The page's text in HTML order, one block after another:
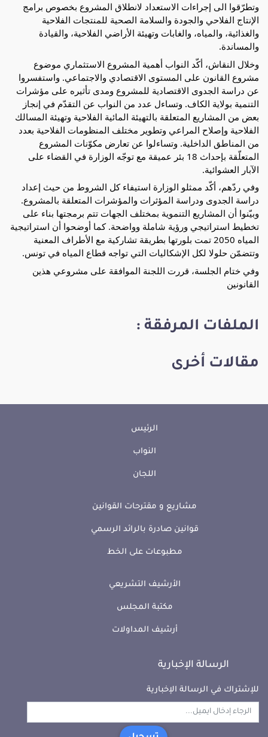
وتطرّقوا الى إجراءات الاستعداد لانطلاق المشروع بخصوص برامج
الإنتاج الفلاحي والجودة والسلامة الصحية للمنتجات الفلاحية
والغذائية، والمياه، والغابات وتهيئة الأراضي الفلاحية، والقيادة
والمساندة.
وخلال النقاش، أكّد النواب أهمية المشروع الاستثماري موضوع
مشروع القانون على المستوى الاقتصادي والاجتماعي. واستفسروا
عن دراسة الجدوى الاقتصادية للمشروع ومدى تأثيره على مؤشرات
التنمية بولاية الكاف. وتساءل عدد من النواب عن التقدّم في إنجاز
بعض من المشاريع المتعلقة بالتهيئة المائية الفلاحية وتهيئة المسالك
الفلاحية وإصلاح المراعي وتطوير مختلف المنظومات الفلاحية بعدد
من المناطق الداخلية. وتساءلوا عن تعارض مكوّنات المشروع
المتعلّقة بإحداث 18 بئر عميقة مع توجّه الوزارة في القضاء على
الآبار العشوائية.
وفي ردّهم، أكّد ممثلو الوزارة استيفاء كل الشروط من حيث إعداد
دراسة الجدوى ودراسة المؤثرات والمؤشرات المتعلقة بالمشروع.
وبيّنوا أن المشاريع التنموية بمختلف الجهات تتم برمجتها بناء على
تخطيط استراتيجي ورؤية شاملة وواضحة. كما أوضحوا أن استراتيجية
المياه 2050 تمت بلورتها بطريقة تشاركية مع الأطراف المعنية
وتتضمّن حلولا لكل الإشكاليات التي تواجه قطاع المياه في تونس.
وفي ختام الجلسة، قررت اللجنة الموافقة على مشروعي هذين
القانونين
الملفات المرفقة :
مقالات أخرى
الرئيس
النواب
اللجان
مشاريع و مقترحات القوانين
قوانين صادرة بالرائد الرسمي
مطبوعات على الخط
الأرشيف التشريعي
مكتبة المجلس
أرشيف المداولات
الرسالة الإخبارية
للإشتراك في الرسالة الإخبارية